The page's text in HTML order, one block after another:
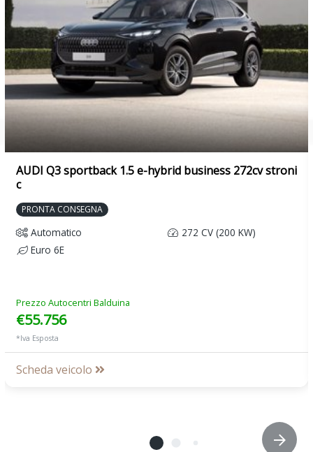
Pacchetto mmi plus
Pacchetto sicurezza plus
Pacchetto smarthphone
Parabrezza in vetro atermico
Portellone vano bagagli ad apertura e chiusura elettrica
Presa di ricarica combo 2 (ue)
Proiettori audi matrix led
Ricezione radio digitale
Riconoscimento dei segnali stradali basato su telecamera
Rilevatore di distrazione e stanchezza conducente
Sedili anteriori a regolazione manuale
Sedili anteriori riscaldati
Sedili posteriori ribaltabili divisibili 60:40 o completamente
AUDI Q3 sportback 1.5 e-hybrid business 272cv stroni
c
PRONTA CONSEGNA
Automatico
272 CV (200 KW)
Euro 6E
Prezzo Autocentri Balduina
€55.756
*Iva Esposta
Scheda veicolo